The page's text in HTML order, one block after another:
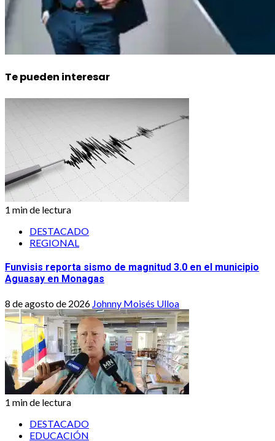
Te pueden interesar
1 min de lectura
DESTACADO
REGIONAL
Funvisis reporta sismo de magnitud 3.0 en el municipio
Aguasay en Monagas
8 de agosto de 2026 Johnny Moisés Ulloa
1 min de lectura
DESTACADO
EDUCACIÓN